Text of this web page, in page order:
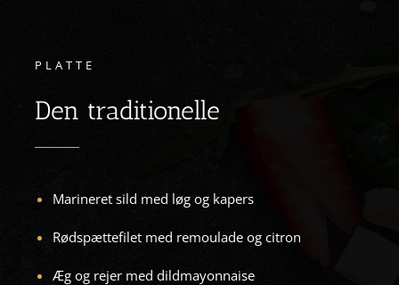
PLATTE
Den traditionelle
Marineret sild med løg og kapers
Rødspættefilet med remoulade og citron
Æg og rejer med dildmayonnaise